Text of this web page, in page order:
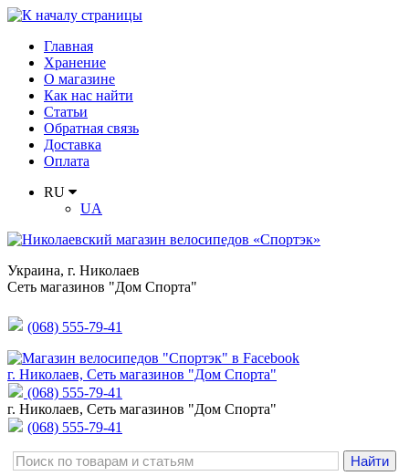
Главная
Хранение
О магазине
Как нас найти
Статьи
Обратная связь
Доставка
Оплата
RU
UA
Украина, г. Николаев
Сеть магазинов "Дом Спорта"
(068) 555-79-41
г. Николаев, Сеть магазинов "Дом Спорта"
(068) 555-79-41
г. Николаев, Сеть магазинов "Дом Спорта"
(068) 555-79-41